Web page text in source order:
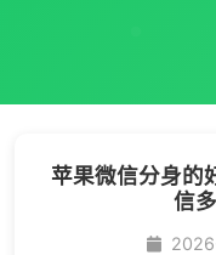
苹果微信分身的
信